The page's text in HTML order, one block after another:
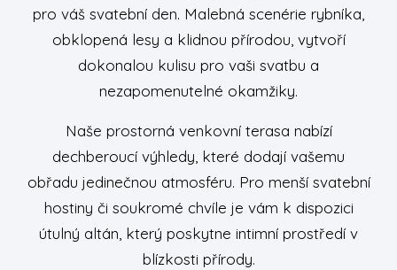
pro váš svatební den. Malebná scenérie rybníka,
obklopená lesy a klidnou přírodou, vytvoří
dokonalou kulisu pro vaši svatbu a
nezapomenutelné okamžiky.
Naše prostorná venkovní terasa nabízí
dechberoucí výhledy, které dodají vašemu
obřadu jedinečnou atmosféru. Pro menší svatební
hostiny či soukromé chvíle je vám k dispozici
útulný altán, který poskytne intimní prostředí v
blízkosti přírody.